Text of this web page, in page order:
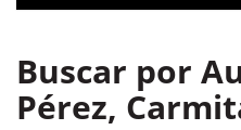
Buscar por
Pérez,